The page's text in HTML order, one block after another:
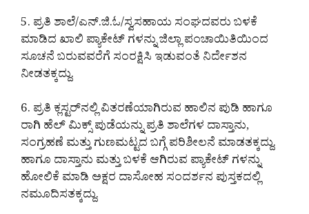
5. ಪ್ರತಿ ಶಾಲೆ/ಎನ್.ಜಿ.ಓ/ಸ್ವಸಹಾಯ ಸಂಘದವರು ಬಳಕೆ
ಮಾಡಿದ ಖಾಲಿ ಪ್ಯಾಕೇಟ್ ಗಳನ್ನು ಜಿಲ್ಲಾ ಪಂಚಾಯಿತಿಯಿಂದ
ಸೂಚನೆ ಬರುವವರೆಗೆ ಸಂರಕ್ಷಿಸಿ ಇಡುವಂತೆ ನಿರ್ದೇಶನ
ನೀಡತಕ್ಕದ್ದು.
6. ಪ್ರತಿ ಕ್ಲಸ್ಟರ್‌ನಲ್ಲಿ ವಿತರಣೆಯಾಗಿರುವ ಹಾಲಿನ ಪುಡಿ ಹಾಗೂ
ರಾಗಿ ಹೆಲ್ ಮಿಕ್ಸ್ ಪುಡೆಯನ್ನು ಪ್ರತಿ ಶಾಲೆಗಳ ದಾಸ್ತಾನು,
ಸಂಗ್ರಹಣೆ ಮತ್ತು ಗುಣಮಟ್ಟದ ಬಗ್ಗೆ ಪರಿಶೀಲನೆ ಮಾಡತಕ್ಕದ್ದು.
ಹಾಗೂ ದಾಸ್ತಾನು ಮತ್ತು ಬಳಕೆ ಆಗಿರುವ ಪ್ಯಾಕೇಟ್ ಗಳನ್ನು
ಹೋಲಿಕೆ ಮಾಡಿ ಅಕ್ಷರ ದಾಸೋಹ ಸಂದರ್ಶನ ಪುಸ್ತಕದಲ್ಲಿ
ನಮೂದಿಸತಕ್ಕದ್ದು.